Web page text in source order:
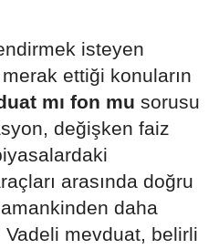
isteyen
merak ettiği konuların
mı fon mu sorusu
değişken faiz
arasında doğru
daha
mevduat, belirli